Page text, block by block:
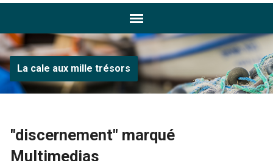
La cale aux mille trésors
"discernement" marqué
Multimedias